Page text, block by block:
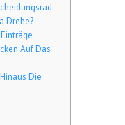
Drehe?
Auf Das
Die